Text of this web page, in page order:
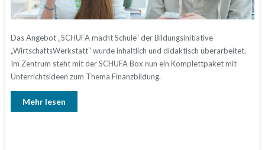
Das Angebot „SCHUFA macht Schule“ der Bildungsinitiative
„WirtschaftsWerkstatt“ wurde inhaltlich und didaktisch überarbeitet.
Im Zentrum steht mit der SCHUFA Box nun ein Komplettpaket mit
Unterrichtsideen zum Thema Finanzbildung.
Mehr lesen